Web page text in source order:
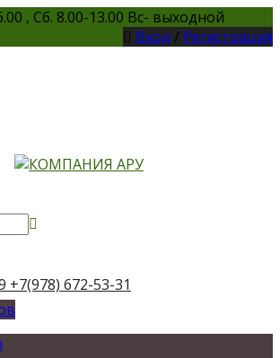
, Сб. 8.00-13.00 Вс- выходной
Вход / Регистрация
+7(978) 672-53-31